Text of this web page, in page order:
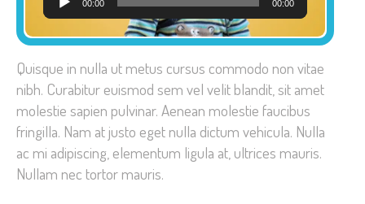
Player
00:00 00:00
Quisque in nulla ut metus cursus commodo non vitae
nibh. Curabitur euismod sem vel velit blandit, sit amet
molestie sapien pulvinar. Aenean molestie faucibus
fringilla. Nam at justo eget nulla dictum vehicula. Nulla
ac mi adipiscing, elementum ligula at, ultrices mauris.
Nullam nec tortor mauris.